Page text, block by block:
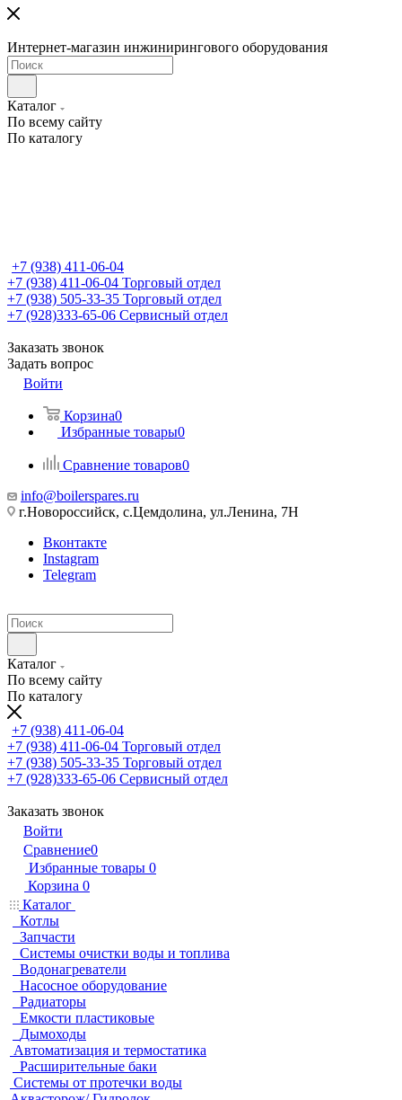
Интернет-магазин инжинирингового оборудования
Каталог
По всему сайту
По каталогу
+7 (938) 411-06-04
+7 (938) 411-06-04 Торговый отдел
+7 (938) 505-33-35 Торговый отдел
+7 (928)333-65-06 Сервисный отдел
Заказать звонок
Задать вопрос
Войти
Корзина0
Избранные товары0
Сравнение товаров0
info@boilerspares.ru
г.Новороссийск, с.Цемдолина, ул.Ленина, 7Н
Вконтакте
Instagram
Telegram
Каталог
По всему сайту
По каталогу
+7 (938) 411-06-04
+7 (938) 411-06-04 Торговый отдел
+7 (938) 505-33-35 Торговый отдел
+7 (928)333-65-06 Сервисный отдел
Заказать звонок
Войти
Сравнение0
Избранные товары 0
Корзина 0
Каталог
Котлы
Запчасти
Системы очистки воды и топлива
Водонагреватели
Насосное оборудование
Радиаторы
Емкости пластиковые
Дымоходы
Автоматизация и термостатика
Расширительные баки
Системы от протечки воды